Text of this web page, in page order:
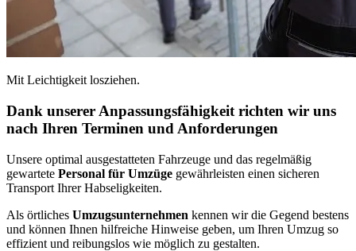
Mit Leichtigkeit losziehen.
Dank unserer Anpassungsfähigkeit richten wir uns
nach Ihren Terminen und Anforderungen
Unsere optimal ausgestatteten Fahrzeuge und das regelmäßig
gewartete Personal für Umzüge gewährleisten einen sicheren
Transport Ihrer Habseligkeiten.
Als örtliches Umzugsunternehmen kennen wir die Gegend bestens
und können Ihnen hilfreiche Hinweise geben, um Ihren Umzug so
effizient und reibungslos wie möglich zu gestalten.